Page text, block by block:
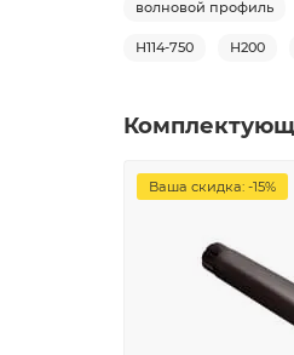
волновой профиль
Н114-750 Н200
Ваша скидка: -15%